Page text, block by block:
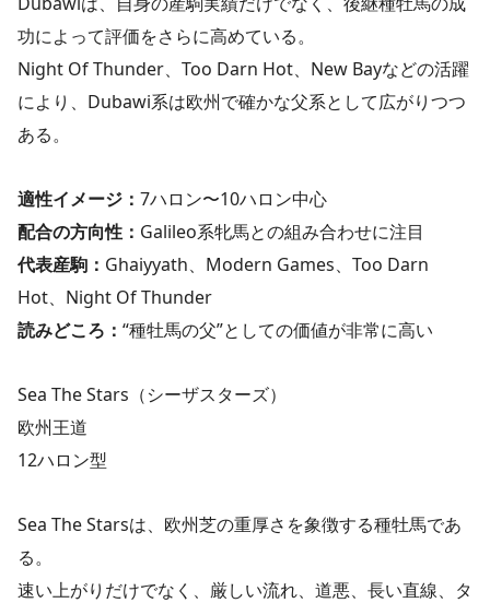
功によって評価をさらに高めている。
Night Of Thunder、Too Darn Hot、New Bayなどの活躍
により、Dubawi系は欧州で確かな父系として広がりつつ
ある。
適性イメージ： 7ハロン〜10ハロン中心
配合の方向性： Galileo系牝馬との組み合わせに注目
代表産駒： Ghaiyyath、Modern Games、Too Darn
Hot、Night Of Thunder
読みどころ： “種牡馬の父”としての価値が非常に高い
Sea The Stars（シーザスターズ）
欧州王道
12ハロン型
Sea The Starsは、欧州芝の重厚さを象徴する種牡馬であ
る。
速い上がりだけでなく、厳しい流れ、道悪、長い直線、タ